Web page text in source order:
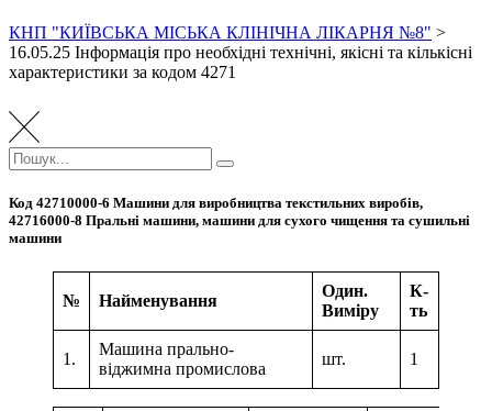
КНП "КИЇВСЬКА МІСЬКА КЛІНІЧНА ЛІКАРНЯ №8" >
16.05.25 Інформація про необхідні технічні, якісні та кількісні
характеристики за кодом 4271
Пошук:
Пошук
Код 42710000-6 Машини для виробництва текстильних виробів,
42716000-8 Пральні машини, машини для сухого чищення та сушильні
машини
№ Найменування
Один.
Виміру
К-
ть
1.
Машина прально-
віджимна промислова
шт. 1